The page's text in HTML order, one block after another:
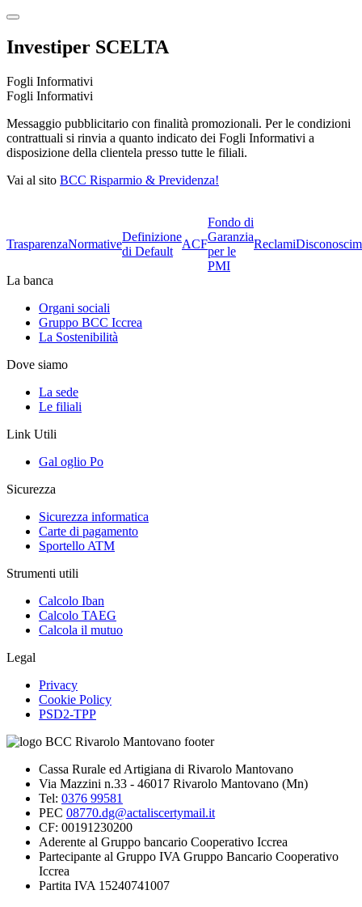
Investiper SCELTA
Fogli Informativi
Fogli Informativi
Messaggio pubblicitario con finalità promozionali. Per le condizioni
contrattuali si rinvia a quanto indicato dei Fogli Informativi a
disposizione della clientela presso tutte le filiali.
Vai al sito BCC Risparmio & Previdenza!
TrasparenzaNormative
Definizione
di Default
ACF
Fondo di
Garanzia
per le
PMI
Reclami
La banca
Organi sociali
Gruppo BCC Iccrea
La Sostenibilità
Dove siamo
La sede
Le filiali
Link Utili
Gal oglio Po
Sicurezza
Sicurezza informatica
Carte di pagamento
Sportello ATM
Strumenti utili
Calcolo Iban
Calcolo TAEG
Calcola il mutuo
Legal
Privacy
Cookie Policy
PSD2-TPP
Cassa Rurale ed Artigiana di Rivarolo Mantovano
Via Mazzini n.33 - 46017 Rivarolo Mantovano (Mn)
Tel: 0376 99581
PEC 08770.dg@actaliscertymail.it
CF: 00191230200
Aderente al Gruppo bancario Cooperativo Iccrea
Partecipante al Gruppo IVA Gruppo Bancario Cooperativo
Iccrea
Partita IVA 15240741007